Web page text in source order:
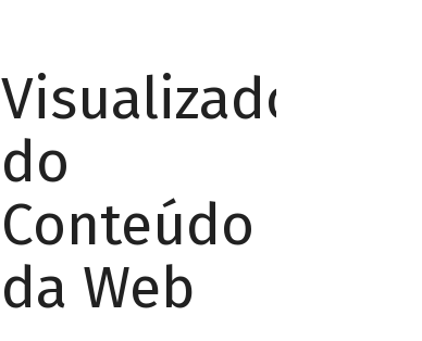
Visualizador
do
Conteúdo
da Web